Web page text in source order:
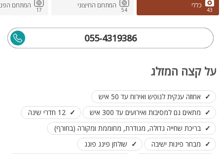
43
כללי
54
המתחם החיצוני
17
המתחם
055-4319386
על קצה המזלג
אחוזה ענקית לנופש ואירוח עד 50 איש
מתאים גם למסיבות ואירועים עד 300 איש
12 חדרי שינה
בריכת שחייה גדולה, מגודרת, מחוממת ומקורה (בחורף)
מבחר פינות ישיבה
שולחן פינג פונג